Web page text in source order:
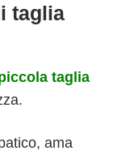
taglia
taglia
ama